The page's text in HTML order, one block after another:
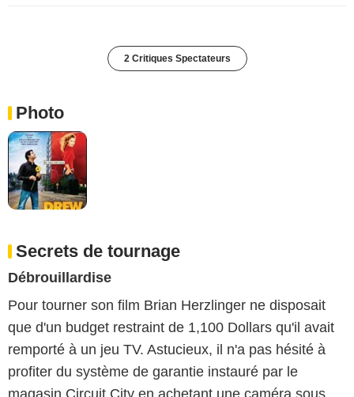
2 Critiques Spectateurs
Photo
Secrets de tournage
Débrouillardise
Pour tourner son film Brian Herzlinger ne disposait
que d'un budget restraint de 1,100 Dollars qu'il avait
remporté à un jeu TV. Astucieux, il n'a pas hésité à
profiter du système de garantie instauré par le